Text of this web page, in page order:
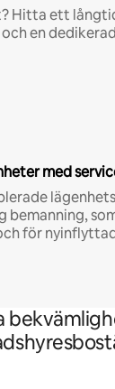
Hitta ett
en
med
bemanning,
för